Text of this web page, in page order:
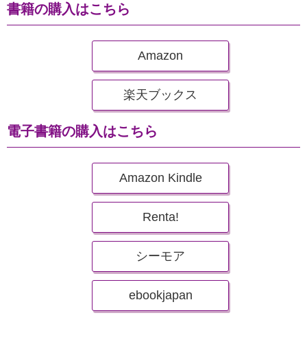
書籍の購入はこちら
Amazon
楽天ブックス
電子書籍の購入はこちら
Amazon Kindle
Renta!
シーモア
ebookjapan